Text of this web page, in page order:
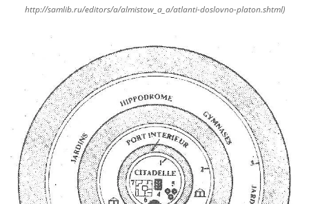
http://samlib.ru/editors/a/almistow_a_a/atlanti-doslovno-platon.shtml)